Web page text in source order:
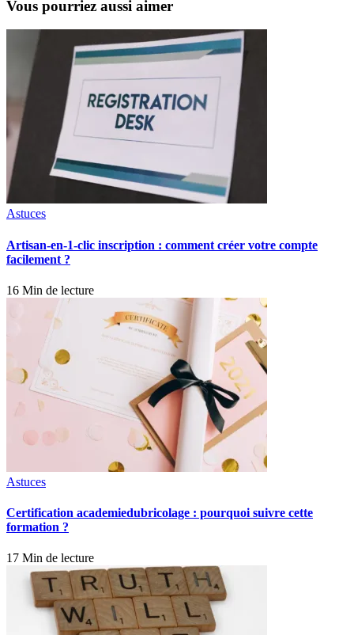
Vous pourriez aussi aimer
Astuces
Artisan-en-1-clic inscription : comment créer votre compte
facilement ?
16 Min de lecture
Astuces
Certification academiedubricolage : pourquoi suivre cette
formation ?
17 Min de lecture